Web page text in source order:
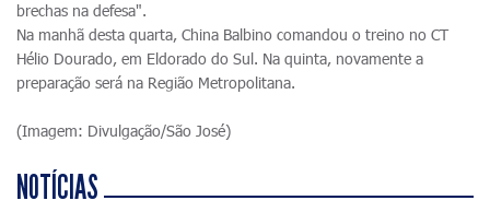
brechas na defesa".
Na manhã desta quarta, China Balbino comandou o treino no CT
Hélio Dourado, em Eldorado do Sul. Na quinta, novamente a
preparação será na Região Metropolitana.
(Imagem: Divulgação/São José)
NOTÍCIAS